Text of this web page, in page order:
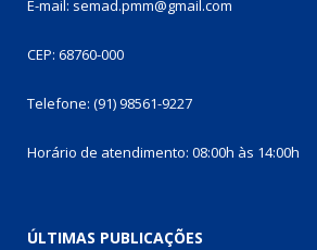
E-mail: semad.pmm@gmail.com
CEP: 68760-000
Telefone: (91) 98561-9227
Horário de atendimento: 08:00h às 14:00h
ÚLTIMAS PUBLICAÇÕES